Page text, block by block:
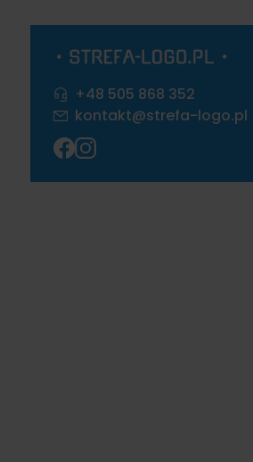
+48 505 868 352
kontakt@strefa-logo.pl